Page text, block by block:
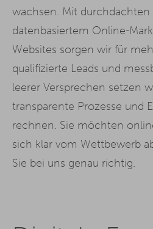
wachsen. Mit durchdachten
datenbasiertem Online-
Websites sorgen wir für
qualifizierte Leads und
leerer Versprechen setzen
transparente Prozesse und
rechnen. Sie möchten
sich klar vom Wettbewerb
Sie bei uns genau richtig.